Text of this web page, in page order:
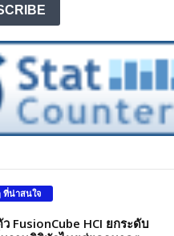
ที่น่าสนใจ
ว FusionCube HCI ยกระดับ